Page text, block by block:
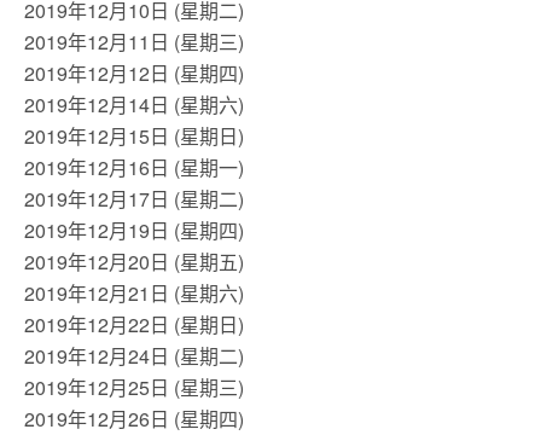
2019年12月10日 (星期二)
2019年12月11日 (星期三)
2019年12月12日 (星期四)
2019年12月14日 (星期六)
2019年12月15日 (星期日)
2019年12月16日 (星期一)
2019年12月17日 (星期二)
2019年12月19日 (星期四)
2019年12月20日 (星期五)
2019年12月21日 (星期六)
2019年12月22日 (星期日)
2019年12月24日 (星期二)
2019年12月25日 (星期三)
2019年12月26日 (星期四)